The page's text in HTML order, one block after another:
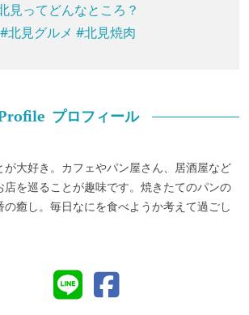
見ってどんなところ？
#北見グルメ #北見焼肉
プロフィール
が大好き。カフェやパン屋さん、居酒屋など
店を巡ることが趣味です。焼きたてのパンの
の癒し。毎日なにを食べようか考えて過ごし